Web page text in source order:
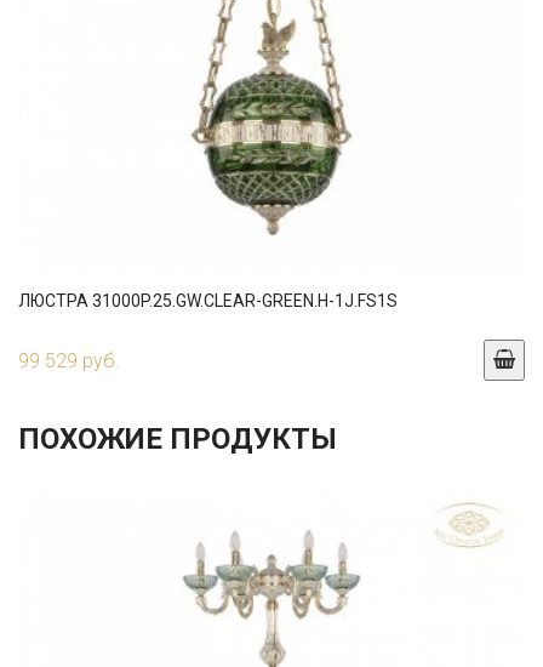
ЛЮСТРА 31000P.25.GW.CLEAR-GREEN.H-1J.FS1S
99 529 руб.
ПОХОЖИЕ ПРОДУКТЫ